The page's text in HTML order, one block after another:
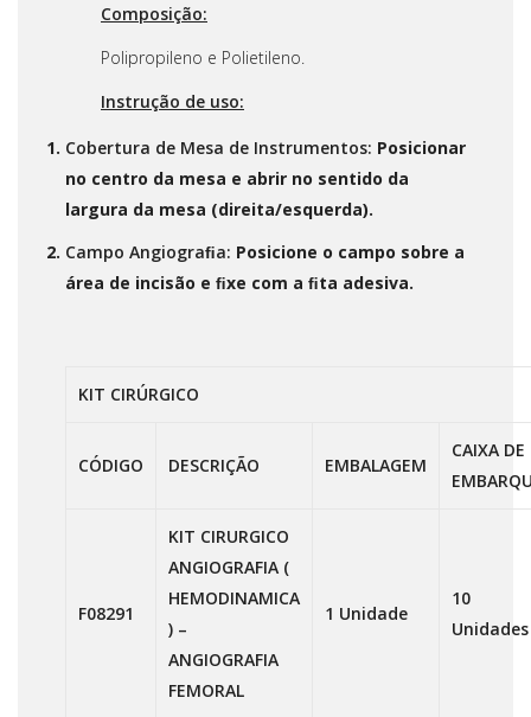
Composição:
Polipropileno e Polietileno.
Instrução de uso:
Cobertura de Mesa de Instrumentos: Posicionar
no centro da mesa e abrir no sentido da
largura da mesa (direita/esquerda).
Campo Angiograﬁa: Posicione o campo sobre a
área de incisão e ﬁxe com a ﬁta adesiva.
KIT CIRÚRGICO
CÓDIGO DESCRIÇÃO EMBALAGEM
CAIXA DE
F08291
KIT CIRURGICO
ANGIOGRAFIA (
HEMODINAMICA
) –
ANGIOGRAFIA
FEMORAL
1 Unidade
10
Unidades